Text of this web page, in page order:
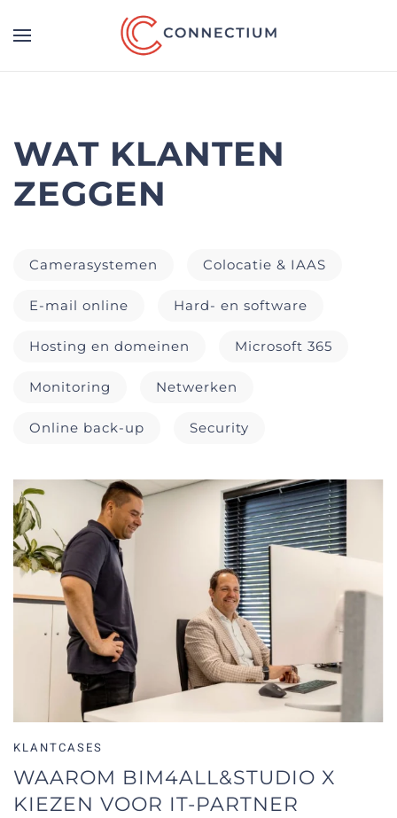
WAT KLANTEN
ZEGGEN
Camerasystemen Colocatie & IAAS
E-mail online Hard- en software
Hosting en domeinen Microsoft 365
Monitoring Netwerken
Online back-up Security
KLANTCASES
WAAROM BIM4ALL&STUDIO X
KIEZEN VOOR IT-PARTNER